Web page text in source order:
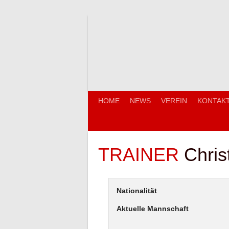
HOME NEWS VEREIN
TRAINER
Nationalität
Aktuelle Mannschaft